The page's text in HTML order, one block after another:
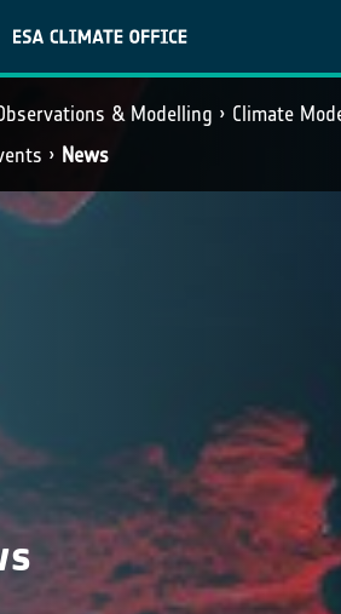
& Modelling
Climate
News